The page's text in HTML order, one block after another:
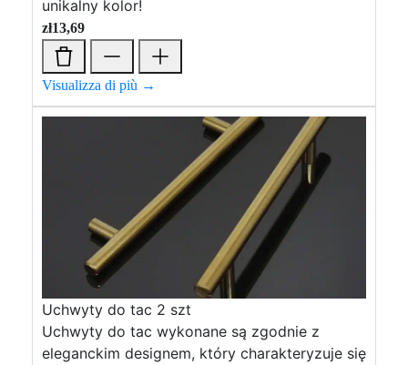
unikalny kolor!
zł13,69
Visualizza di più →
Uchwyty do tac 2 szt
Uchwyty do tac wykonane są zgodnie z
eleganckim designem, który charakteryzuje się